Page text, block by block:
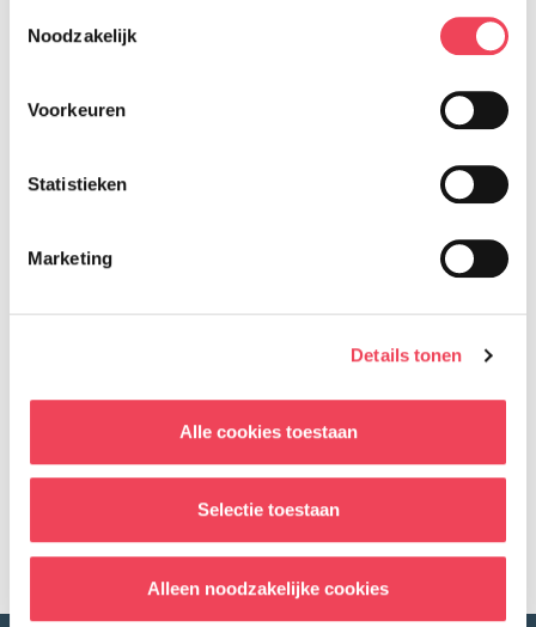
Noodzakelijk
Voorkeuren
Statistieken
Marketing
Details tonen
Alle cookies toestaan
Selectie toestaan
Alleen noodzakelijke cookies
eenzaamheid?
Terug naar overzicht
Delen op:
Facebook
LinkedIn